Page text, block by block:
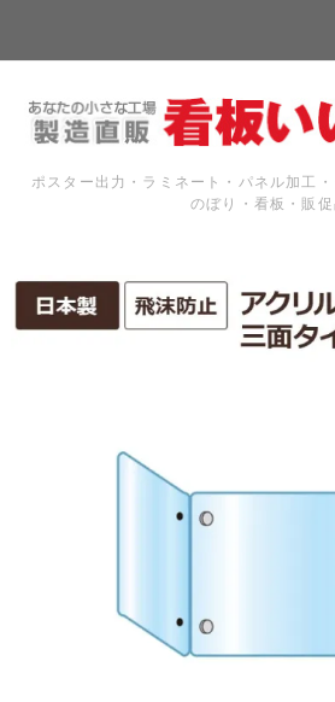
ポスター出力・ラミネート・パネル加工
のぼり・看板・販促